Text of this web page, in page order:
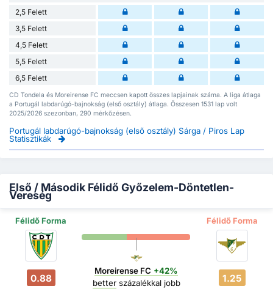
2,5 Felett
3,5 Felett
4,5 Felett
5,5 Felett
6,5 Felett
CD Tondela és Moreirense FC meccsen kapott összes lapjainak száma. A liga átlaga
a Portugál labdarúgó-bajnokság (első osztály) átlaga. Összesen 1531 lap volt
2025/2026 szezonban, 290 mérkőzésen.
Portugál labdarúgó-bajnokság (első osztály) Sárga / Piros Lap
Statisztikák
Első / Második Félidő Győzelem-Döntetlen-
Vereség
Félidő Forma Félidő Forma
0.88
Moreirense FC +42%
betterszázalékkal jobb
1.25